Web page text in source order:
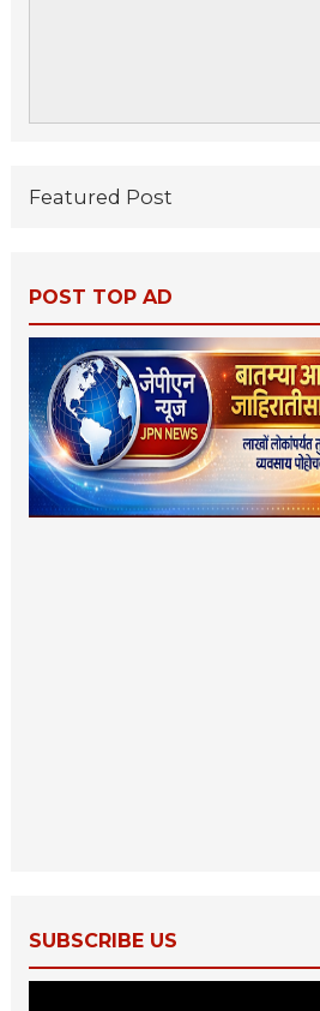
Featured Post
POST TOP AD
SUBSCRIBE US